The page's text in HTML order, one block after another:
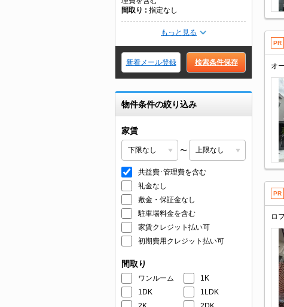
間取り
指定なし
もっと見る
新着メール登録 検索条件保存
物件条件の絞り込み
家賃
〜
共益費･管理費を含む
礼金なし
敷金・保証金なし
駐車場料金を含む
家賃クレジット払い可
初期費用クレジット払い可
間取り
ワンルーム
1K
1DK
1LDK
PR
オ
PR